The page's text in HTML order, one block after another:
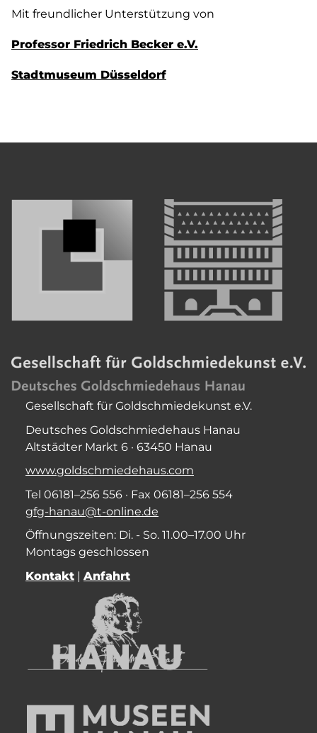
Mit freundlicher Unterstützung von
Professor Friedrich Becker e.V.
Stadtmuseum Düsseldorf
Gesellschaft für Goldschmiedekunst e.V.
Deutsches Goldschmiedehaus Hanau
Altstädter Markt 6 · 63450 Hanau
www.goldschmiedehaus.com
Tel 06181–256 556 · Fax 06181–256 554
gfg-hanau@t-online.de
Öffnungszeiten: Di. - So. 11.00–17.00 Uhr
Montags geschlossen
Kontakt | Anfahrt